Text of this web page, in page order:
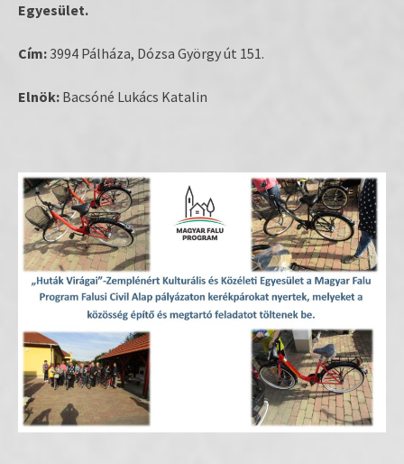
Egyesület.
Cím:3994 Pálháza, Dózsa György út 151.
Elnök: Bacsóné Lukács Katalin